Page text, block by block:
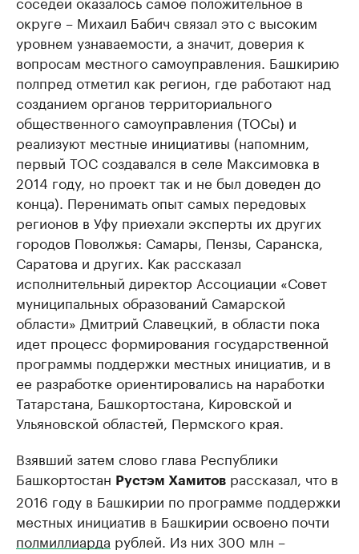
округе – Михаил Бабич связал это с высоким
уровнем узнаваемости, а значит, доверия к
вопросам местного самоуправления. Башкирию
полпред отметил как регион, где работают над
созданием органов территориального
общественного самоуправления (ТОСы) и
реализуют местные инициативы (напомним,
первый ТОС создавался в селе Максимовка в
2014 году, но проект так и не был доведен до
конца). Перенимать опыт самых передовых
регионов в Уфу приехали эксперты их других
городов Поволжья: Самары, Пензы, Саранска,
Саратова и других. Как рассказал
исполнительный директор Ассоциации «Совет
муниципальных образований Самарской
области» Дмитрий Славецкий, в области пока
идет процесс формирования государственной
программы поддержки местных инициатив, и в
ее разработке ориентировались на наработки
Татарстана, Башкортостана, Кировской и
Ульяновской областей, Пермского края.
Взявший затем слово глава Республики
Башкортостан Рустэм Хамитов рассказал, что в
2016 году в Башкирии по программе поддержки
местных инициатив в Башкирии освоено почти
полмиллиарда рублей. Из них 300 млн –